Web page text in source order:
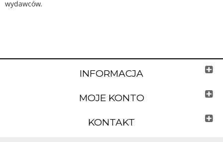
wydawców.
INFORMACJA
MOJE KONTO
KONTAKT